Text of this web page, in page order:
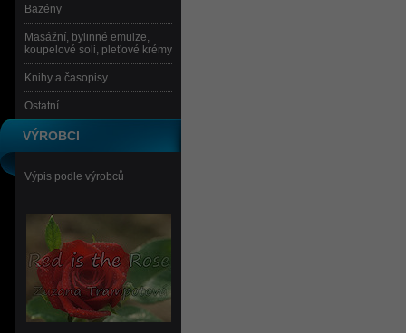
Bazény
Masážní, bylinné emulze,
koupelové soli, pleťové krémy
Knihy a časopisy
Ostatní
VÝROBCI
Výpis podle výrobců